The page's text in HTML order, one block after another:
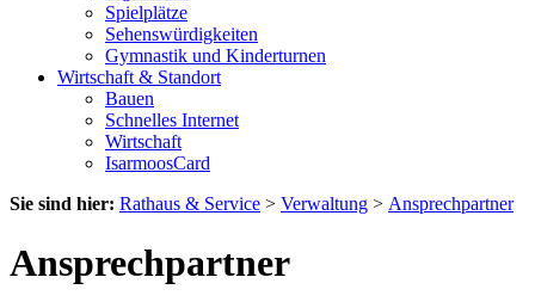
Spielplätze
Sehenswürdigkeiten
Gymnastik und Kinderturnen
Wirtschaft & Standort
Bauen
Schnelles Internet
Wirtschaft
IsarmoosCard
Sie sind hier: Rathaus & Service > Verwaltung > Ansprechpartner
Ansprechpartner